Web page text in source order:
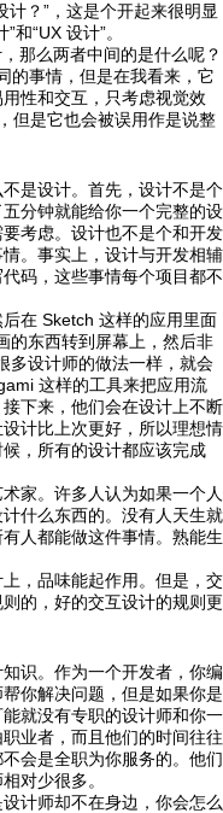
？”，这是个开起来很明显
和“UX 设计”。
那么两者中间的是什么呢？
的事情，但是在我看来，它
性和交互，只考虑视觉效
但是它也会被误用作是说整
是设计。首先，设计不是个
分钟就能给你一个完整的设
考虑。设计也不是个和开发
。事实上，设计与开发相辅
码，这些事情每个项目都不
在 Sketch 这样的应用里面
的东西转到屏幕上，然后非
多设计师的做法一样，就会
这样的工具来把应用流
下来，他们会在设计上不断
计比上次更好，所以理想情
，所有的设计都应该完成
家。许多人认为如果一个人
什么东西的。没有人天生就
人都能做这件事情。熟能生
，品味能起作用。但是，交
的，好的交互设计的规则更
识。作为一个开发者，你编
你解决问题，但是如果你是
就没有专职的设计师和你一
业者，而且他们的时间往往
会是全职为你服务的。他们
对少很多。
计师却不在身边，你会怎么